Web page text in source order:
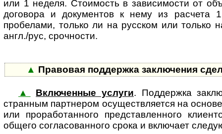
или 1 неделя. Стоимость в зависимости от
договора и документов к нему из расчета
пробелами, только ли на русском или только
англ./рус, срочности.
▲ Правовая поддержка заключения
▲ Включенные услуги. Поддержка
стран­ным партнером осущест­вляется на
или прора­ботан­ного пред­став­лен­ного
общего согла­сован­ного срока и включает